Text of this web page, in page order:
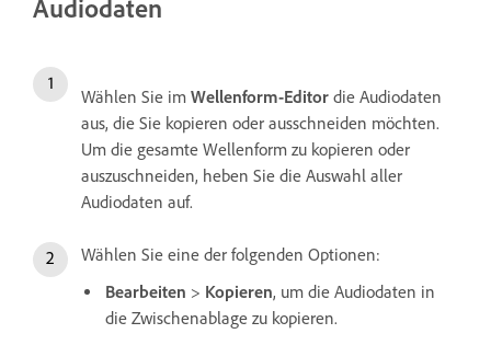
Audiodaten
Wählen Sie im Wellenform-Editor die Audiodaten
aus, die Sie kopieren oder ausschneiden möchten.
Um die gesamte Wellenform zu kopieren oder
auszuschneiden, heben Sie die Auswahl aller
Audiodaten auf.
Wählen Sie eine der folgenden Optionen:
Bearbeiten > Kopieren, um die Audiodaten in
die Zwischenablage zu kopieren.